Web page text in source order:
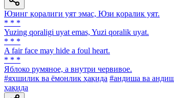
Юзинг қоралиги уят эмас, Юзи қоралик уят.
* * *
Yuzing qoraligi uyat emas, Yuzi qoralik uyat.
* * *
A fair face may hide a foul heart.
* * *
Яблоко румяное, а внутри червивое.
#яхшилик ва ёмонлик ҳақида #андиша ва
ҳақида